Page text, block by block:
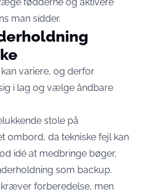
man sidder.
variere, og derfor
i lag og vælge åndbare
stole på
ombord, da tekniske fejl kan
idé at medbringe bøger,
som backup.
forberedelse, men